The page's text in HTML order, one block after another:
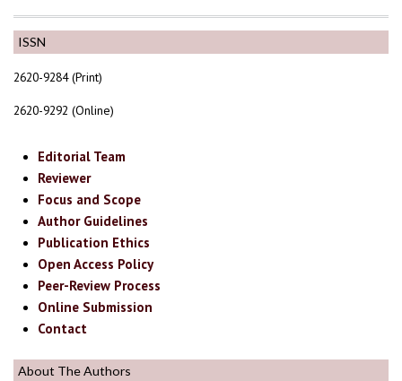
ISSN
2620-9284 (Print)
2620-9292 (Online)
Editorial Team
Reviewer
Focus and Scope
Author Guidelines
Publication Ethics
Open Access Policy
Peer-Review Process
Online Submission
Contact
About The Authors